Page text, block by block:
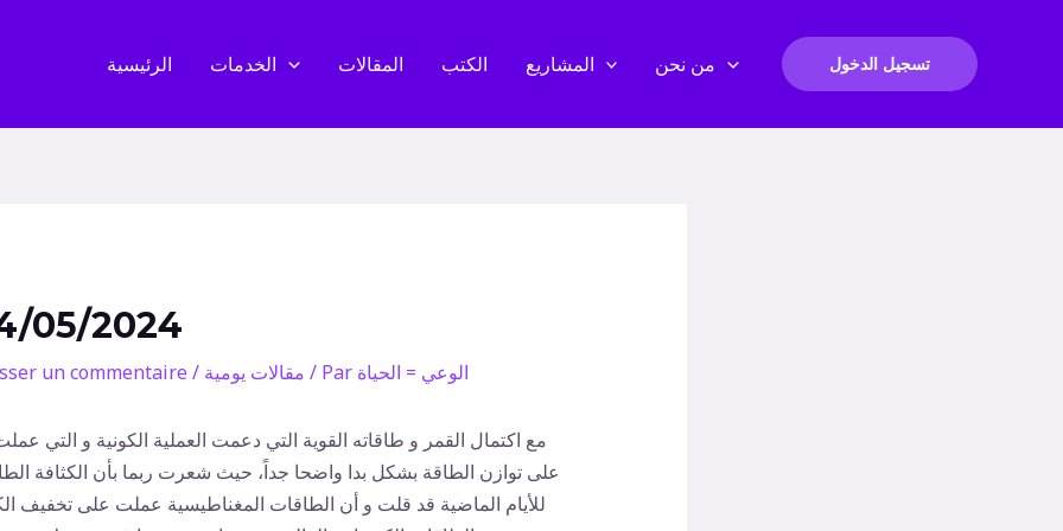
الرئيسية الخدمات المقالات الكتب المشاريع من نحن تسجيل الدخول
05/2024
un commentaire / مقالات يومية / Par الوعي = الحياة
مع اكتمال القمر و طاقاته القوية التي دعمت العملية الكونية و التي
على توازن الطاقة بشكل بدا واضحا جداً، حيث شعرت ربما بأن الكثافة
للأيام الماضية قد قلت و أن الطاقات المغناطيسية عملت على تخفيف